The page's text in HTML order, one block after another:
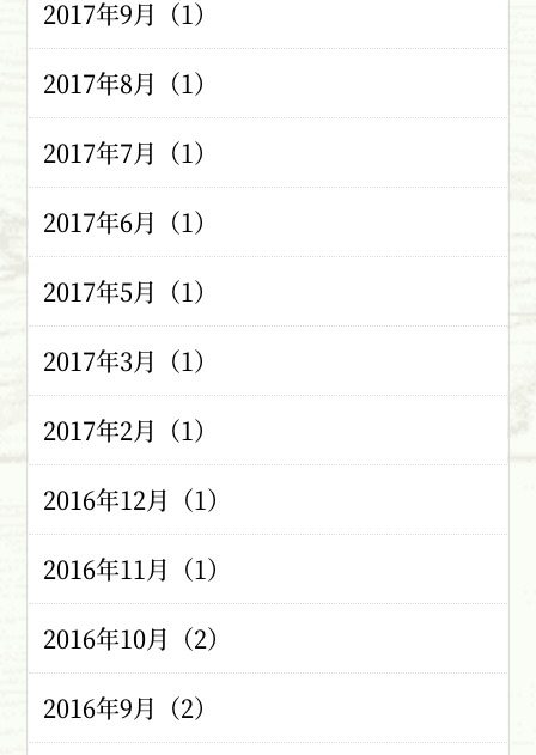
2017年9月（1）
2017年8月（1）
2017年7月（1）
2017年6月（1）
2017年5月（1）
2017年3月（1）
2017年2月（1）
2016年12月（1）
2016年11月（1）
2016年10月（2）
2016年9月（2）